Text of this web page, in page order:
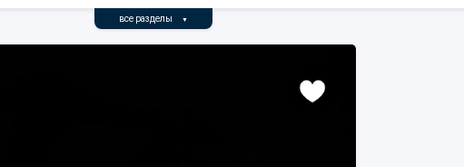
все разделы ▼